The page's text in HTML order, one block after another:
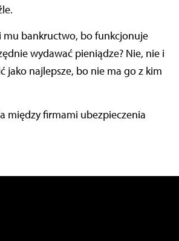
mu bankructwo, bo funkcjonuje
wydawać pieniądze? Nie, nie i
jako najlepsze, bo nie ma go z kim
między firmami ubezpieczenia